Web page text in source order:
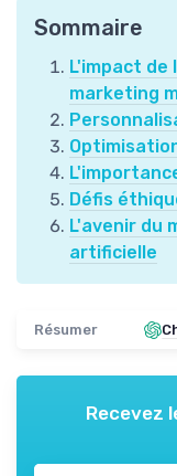
Sommaire
L'impact
marketing
Défis
L'avenir du
artificielle
Résumer
Recevez